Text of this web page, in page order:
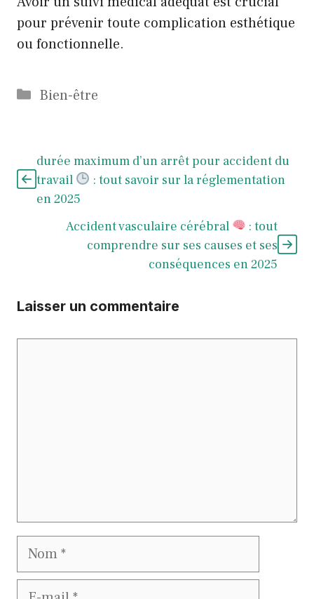
pour prévenir toute complication esthétique
ou fonctionnelle.
Catégories
Bien-être
durée maximum d’un arrêt pour accident du
travail
: tout savoir sur la réglementation
en 2025
Accident vasculaire cérébral
: tout
comprendre sur ses causes et ses
conséquences en 2025
Laisser un commentaire
Nom
E-